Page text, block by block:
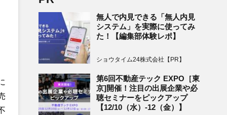
無人で内見できる「無人内見
システム」を実際に使ってみ
た！【編集部体験レポ】
ショウタイム24株式会社【PR】
第6回不動産テック EXPO［東
京]開催！注目の出展企業や必
聴セミナーをピックアップ
【12/10（水）-12（金）】